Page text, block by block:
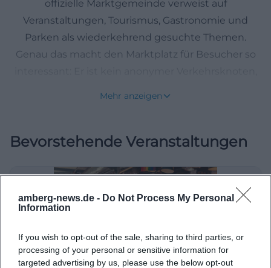
amberg-news.de - Do Not Process My Personal
Information
If you wish to opt-out of the sale, sharing to third parties, or
processing of your personal or sensitive information for
targeted advertising by us, please use the below opt-out
offizielle Marktgemeinde verweist auf
Veranstaltungen, Tourismus, Gastronomie und
Parken als wiederkehrend gesuchte Themen.
Genau das macht den Marktplatz für Besucher so
arbeiten und feiern. Die Gemeinde beschreibt
und hohem Freizeitwert; zugleich ist der Ort über
die A9, die B85 und den Bahnhof Neuhaus gut
erreichbar. Für einen Marktplatz ist das ein
Platz nicht nur ein schöner Anblick, sondern ein
wirklich nutzbarer Ausgangspunkt für Besuche,
Mehr anzeigen
Bevorstehende Veranstaltungen